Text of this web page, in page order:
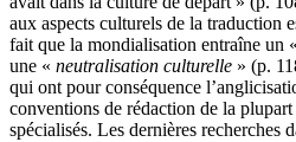
aux aspects culturels de la traduction
fait que la mondialisation entraîne un «
une « neutralisation culturelle » (p.
qui ont pour conséquence
conventions de rédaction de la
spécialisés. Les dernières recherches